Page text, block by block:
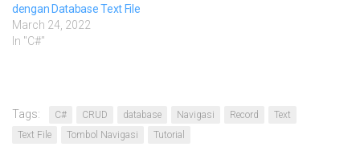
dengan Database Text File
March 24, 2022
In "C#"
Tags: C# CRUD database Navigasi Record
Text
Text File
Tombol Navigasi Tutorial